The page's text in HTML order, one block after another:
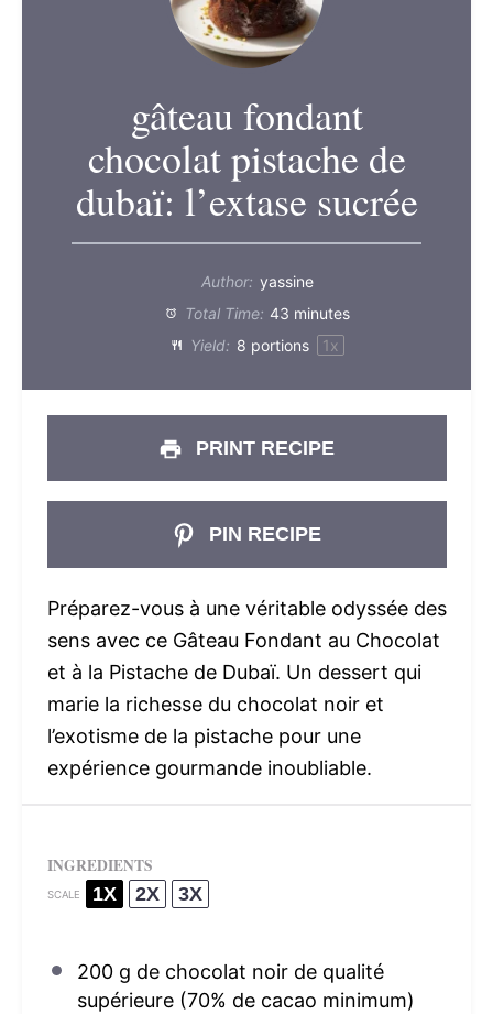
gâteau fondant
chocolat pistache de
dubaï: l’extase sucrée
Author: yassine
Total Time: 43 minutes
Yield: 8 portions 1x
PRINT RECIPE
PIN RECIPE
Préparez-vous à une véritable odyssée des
sens avec ce Gâteau Fondant au Chocolat
et à la Pistache de Dubaï. Un dessert qui
marie la richesse du chocolat noir et
l’exotisme de la pistache pour une
expérience gourmande inoubliable.
INGREDIENTS
SCALE 1X 2X 3X
200 g de chocolat noir de qualité
supérieure (70% de cacao minimum)